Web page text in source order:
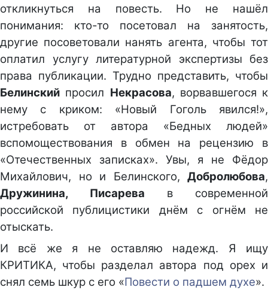
откликнуться на повесть. Но не нашёл
понимания: кто-то посетовал на занятость,
другие посоветовали нанять агента, чтобы тот
оплатил услугу литературной экспертизы без
права публикации. Трудно представить, чтобы
Белинский просил Некрасова, ворвавшегося к
нему с криком: «Новый Гоголь явился!»,
истребовать от автора «Бедных людей»
вспомоществования в обмен на рецензию в
«Отечественных записках». Увы, я не Фёдор
Михайлович, но и Белинского, Добролюбова,
Дружинина, Писарева в современной
российской публицистики днём с огнём не
отыскать.
И всё же я не оставляю надежд. Я ищу
КРИТИКА, чтобы разделал автора под орех и
снял семь шкур с его «Повести о падшем духе».